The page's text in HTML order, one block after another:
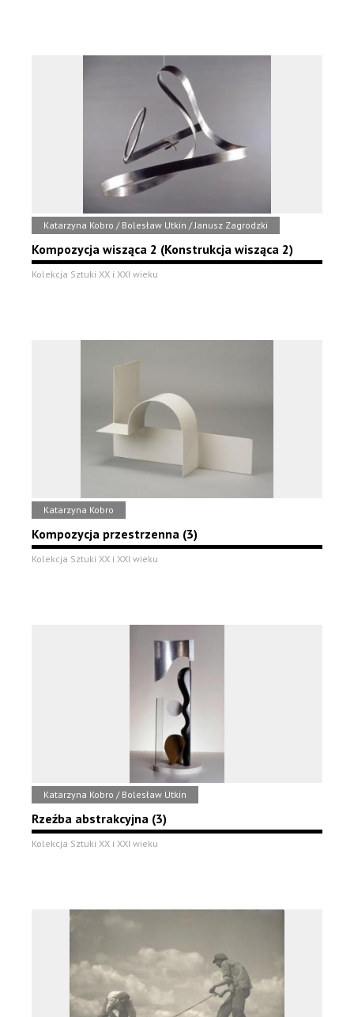
Katarzyna Kobro / Bolesław Utkin / Janusz Zagrodzki
Kompozycja wisząca 2 (Konstrukcja wisząca 2)
Kolekcja Sztuki XX i XXI wieku
Katarzyna Kobro
Kompozycja przestrzenna (3)
Kolekcja Sztuki XX i XXI wieku
Katarzyna Kobro / Bolesław Utkin
Rzeźba abstrakcyjna (3)
Kolekcja Sztuki XX i XXI wieku